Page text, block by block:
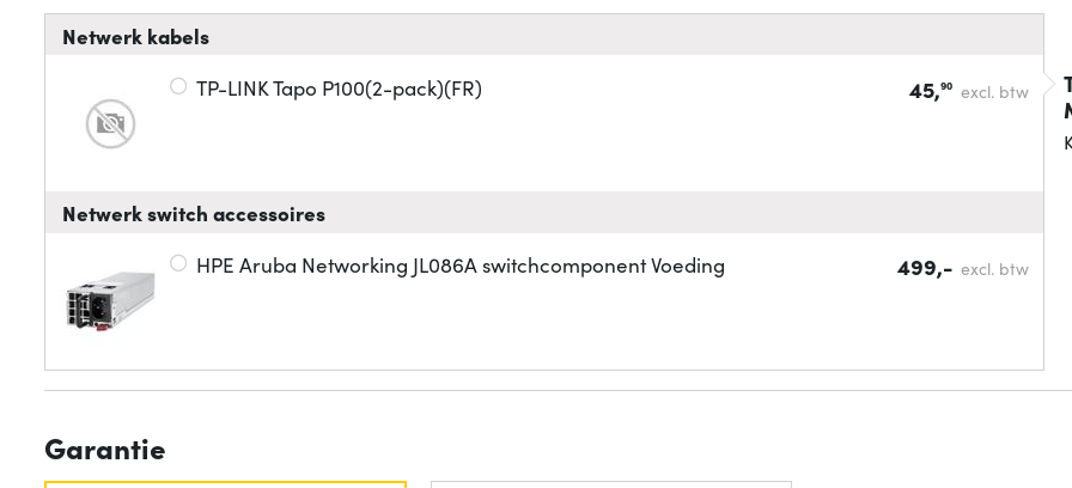
Netwerk kabels
TP-LINK Tapo P100(2-pack)(FR) 45,90 excl. btw
Netwerk switch accessoires
HPE Aruba Networking JL086A switchcomponent Voeding 499,- excl. btw
Garantie